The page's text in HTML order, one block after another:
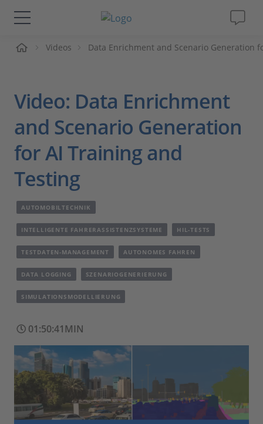
Lösungen & Produkte
Videos
Magazin
Unternehmen
Karriere
Videos Data Enrichment and Scenario Generation
Video: Data Enrichment
and Scenario Generation
for AI Training and
Testing
AUTOMOBILTECHNIK
INTELLIGENTE FAHRERASSISTENZSYSTEME HIL-TESTS
TESTDATEN-MANAGEMENT AUTONOMES FAHREN
DATA LOGGING SZENARIOGENERIERUNG
SIMULATIONSMODELLIERUNG
01:50:41MIN